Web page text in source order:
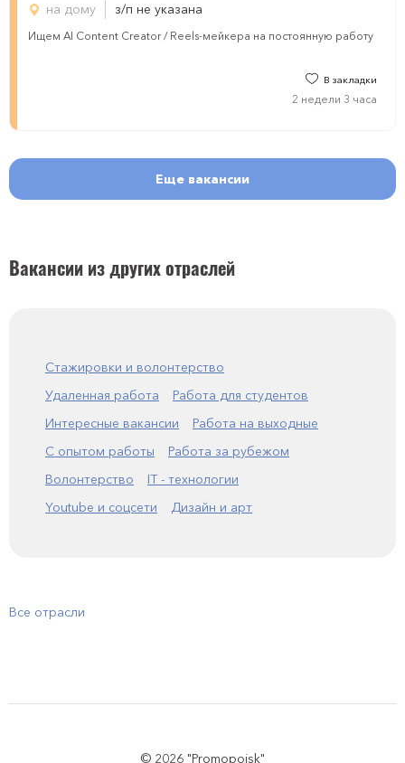
на дому з/п не указана
Ищем AI Content Creator / Reels-мейкера на постоянную работу
В закладки
2 недели 3 часа
Еще вакансии
Вакансии из других отраслей
Стажировки и волонтерство
Удаленная работа
Работа для студентов
Интересные вакансии
Работа на выходные
С опытом работы
Работа за рубежом
Волонтерство
IT - технологии
Youtube и соцсети
Дизайн и арт
Все отрасли
© 2026 "Promopoisk"